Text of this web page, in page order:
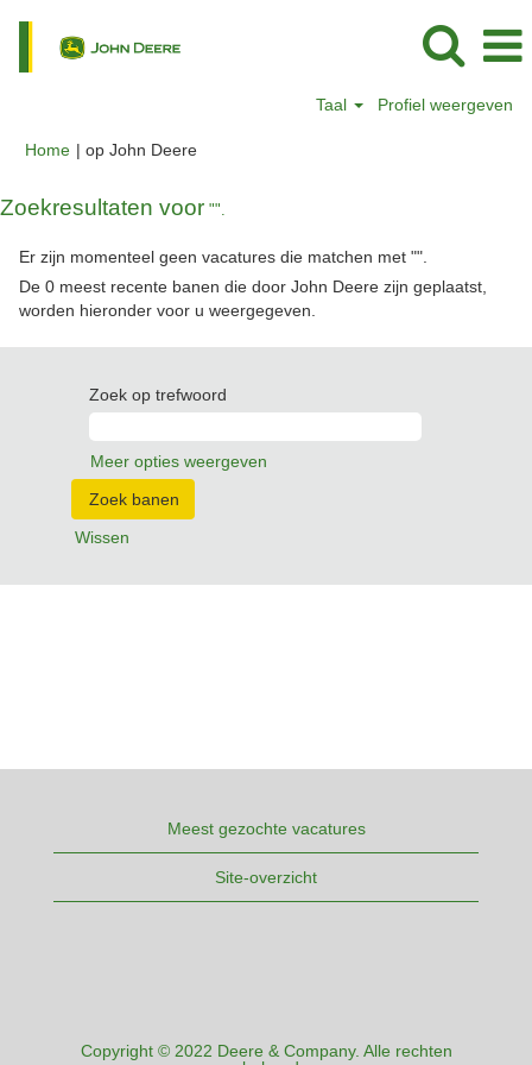
Taal Profiel weergeven
Home | op John Deere(huidige
Zoekresultaten voor "".
Er zijn momenteel geen vacatures die matchen met "".
De 0 meest recente banen die door John Deere zijn geplaatst,
worden hieronder voor u weergegeven.
Zoek op trefwoord
Meer opties weergeven
Wissen
Meest gezochte vacatures
Site-overzicht
Copyright © 2022 Deere & Company. Alle rechten